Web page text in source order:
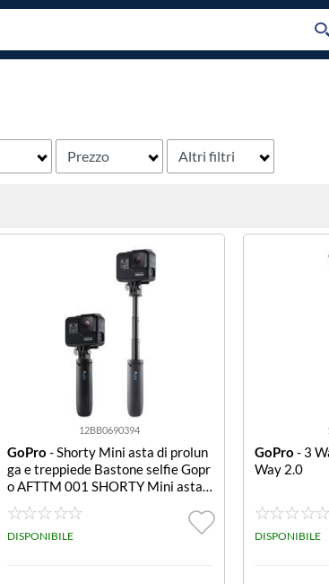
Prezzo Altri filtri
12BB0690394
GoPro - Shorty Mini asta di prolun
ga e treppiede Bastone selfie Gopr
o AFTTM 001 SHORTY Mini asta d
i prolunga + treppied
DISPONIBILE
GoPro - 3
Way 2.0
DISPONIBILE